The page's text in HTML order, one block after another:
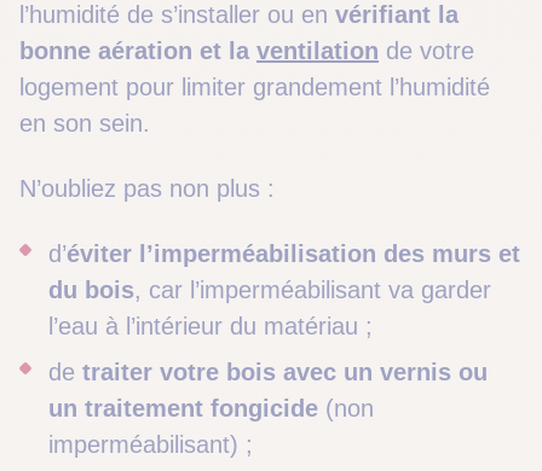
l’humidité de s’installer ou en vérifiant la
bonne aération et la ventilation de votre
logement pour limiter grandement l’humidité
en son sein.
N’oubliez pas non plus :
d’éviter l’imperméabilisation des murs et
du bois, car l’imperméabilisant va garder
l’eau à l’intérieur du matériau ;
de traiter votre bois avec un vernis ou
un traitement fongicide (non
imperméabilisant) ;